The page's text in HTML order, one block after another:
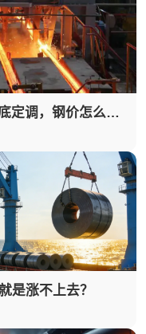
定调，钢价怎么
是涨不上去？